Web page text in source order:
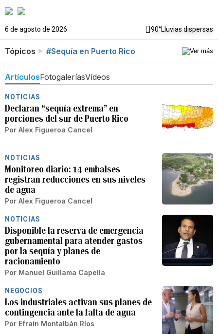
6 de agosto de 2026 90°Lluvias dispersas
Tópicos #Sequía en Puerto Rico
ArtículosFotogaleríasVídeos
NOTICIAS
Declaran “sequía extrema” en
porciones del sur de Puerto Rico
Por Alex Figueroa Cancel
NOTICIAS
Monitoreo diario: 14 embalses
registran reducciones en sus niveles
de agua
Por Alex Figueroa Cancel
NOTICIAS
Disponible la reserva de emergencia
gubernamental para atender gastos
por la sequía y planes de
racionamiento
Por Manuel Guillama Capella
NEGOCIOS
Los industriales activan sus planes de
contingencia ante la falta de agua
Por Efraín Montalbán Ríos